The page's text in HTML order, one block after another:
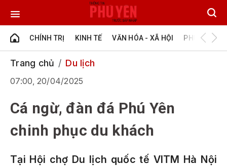
CHÍNH TRỊ KINH TẾ VĂN HÓA - XÃ HỘI PHÚ YÊN -
Trang chủ Du lịch
07:00, 20/04/2025
Cá ngừ, đàn đá Phú Yên
chinh phục du khách
Tại Hội chợ Du lịch quốc tế VITM Hà Nội